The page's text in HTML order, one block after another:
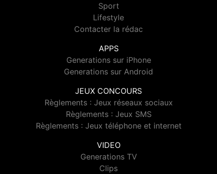
Sport
Lifestyle
Contacter la rédac
APPS
Generations sur iPhone
Generations sur Android
JEUX CONCOURS
Règlements : Jeux réseaux sociaux
Règlements : Jeux SMS
Règlements : Jeux téléphone et internet
VIDEO
Generations TV
Clips